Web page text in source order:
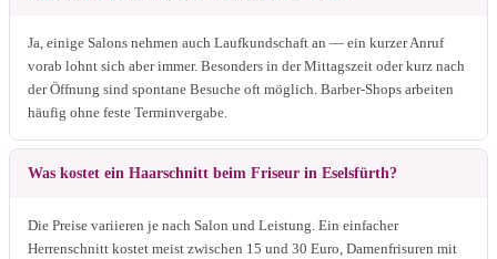
Ja, einige Salons nehmen auch Laufkundschaft an — ein kurzer Anruf
vorab lohnt sich aber immer. Besonders in der Mittagszeit oder kurz nach
der Öffnung sind spontane Besuche oft möglich. Barber-Shops arbeiten
häufig ohne feste Terminvergabe.
Was kostet ein Haarschnitt beim Friseur in Eselsfürth?
Die Preise variieren je nach Salon und Leistung. Ein einfacher
Herrenschnitt kostet meist zwischen 15 und 30 Euro, Damenfrisuren mit